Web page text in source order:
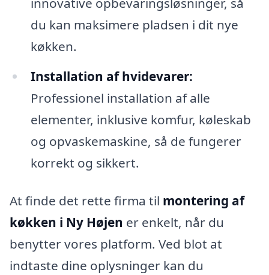
du kan maksimere pladsen i dit nye
køkken.
Installation af hvidevarer:
Professionel installation af alle
elementer, inklusive komfur, køleskab
og opvaskemaskine, så de fungerer
korrekt og sikkert.
At finde det rette firma til montering af
køkken i Ny Højen er enkelt, når du
benytter vores platform. Ved blot at
indtaste dine oplysninger kan du